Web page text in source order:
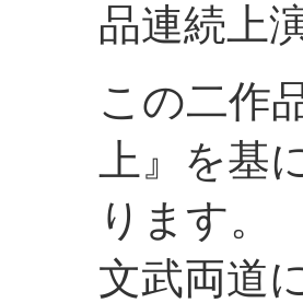
品連続上
この二作
上』を基
ります。
文武両道